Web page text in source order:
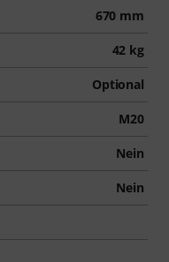
670 mm
42 kg
Optional
M20
Nein
Nein